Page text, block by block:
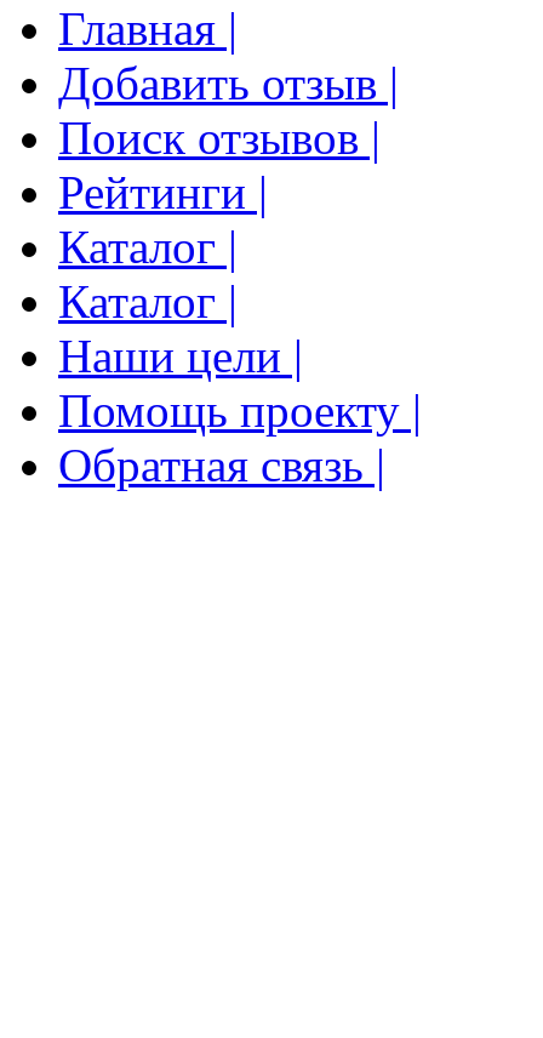
Главная |
Добавить отзыв |
Поиск отзывов |
Рейтинги |
Каталог |
Каталог |
Наши цели |
Помощь проекту |
Обратная связь |